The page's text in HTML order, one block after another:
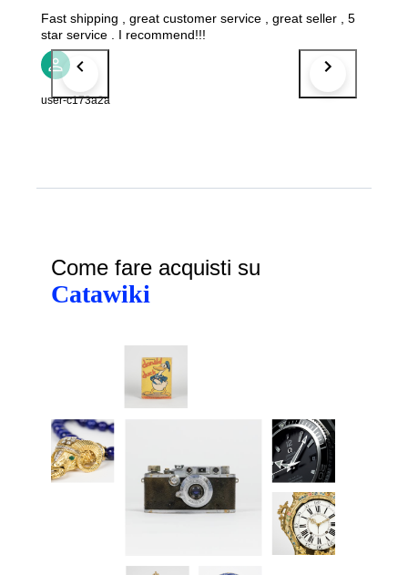
Fast shipping , great customer service , great seller , 5
star service . I recommend!!!
user-c173a2a
Come fare acquisti su
Catawiki